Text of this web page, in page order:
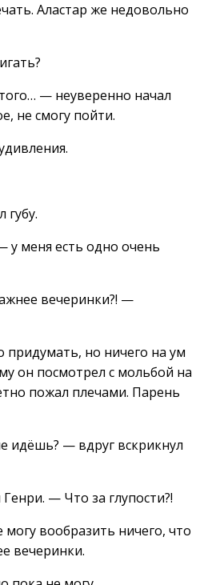
Аластар же недовольно
— неуверенно начал
не смогу пойти.
губу.
меня есть одно очень
вечеринки?! —
придумать, но ничего на ум
он посмотрел с мольбой на
пожал плечами. Парень
идёшь? — вдруг вскрикнул
— Что за глупости?!
вообразить ничего, что
вечеринки.